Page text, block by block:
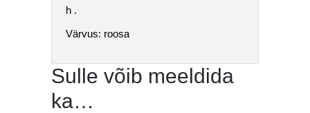
h .
Värvus: roosa
Sulle võib meeldida
ka…